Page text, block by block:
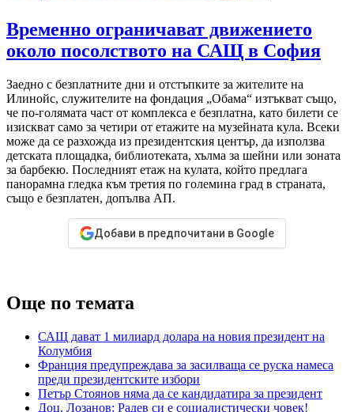
Временно ограничават движението
около посолството на САЩ в София
Заедно с безплатните дни и отстъпките за жителите на
Илинойс, служителите на фондация „Обама“ изтъкват също,
че по-голямата част от комплекса е безплатна, като билети се
изискват само за четири от етажите на музейната кула. Всеки
може да се разхожда из президентския център, да използва
детската площадка, библиотеката, хълма за шейни или зоната
за барбекю. Последният етаж на кулата, който предлага
панорамна гледка към третия по големина град в страната,
също е безплатен, допълва АП.
Добави в предпочитани в Google
Още по темата
САЩ дават 1 милиард долара на новия президент на
Колумбия
Франция предупреждава за засилваща се руска намеса
преди президентските избори
Петър Стоянов няма да се кандидатира за президент
Доц. Лозанов: Радев си е социалистически човек!